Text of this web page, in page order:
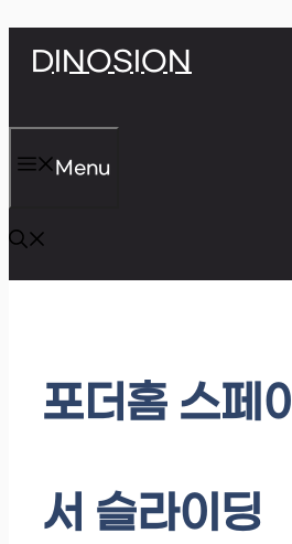
SkipDINOSION
Menu
포더홈 스페이
서 슬라이딩